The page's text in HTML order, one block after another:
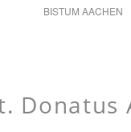
BISTUM AACHEN
Donatus